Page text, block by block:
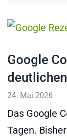
Google
24. Mai 2026
Das Google
Tagen.